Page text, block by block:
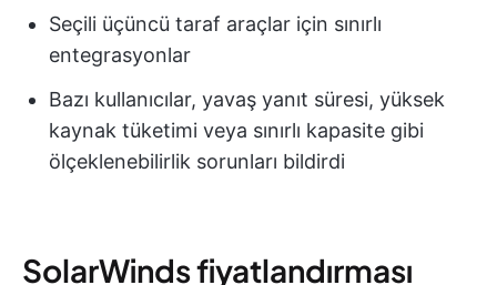
Seçili üçüncü taraf araçlar için sınırlı
entegrasyonlar
Bazı kullanıcılar, yavaş yanıt süresi, yüksek
kaynak tüketimi veya sınırlı kapasite gibi
ölçeklenebilirlik sorunları bildirdi
SolarWinds fiyatlandırması